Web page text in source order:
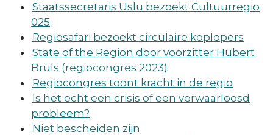
Staatssecretaris Uslu bezoekt Cultuurregio
025
Regiosafari bezoekt circulaire koplopers
State of the Region door voorzitter Hubert
Bruls (regiocongres 2023)
Regiocongres toont kracht in de regio
Is het echt een crisis of een verwaarloosd
probleem?
Niet bescheiden zijn